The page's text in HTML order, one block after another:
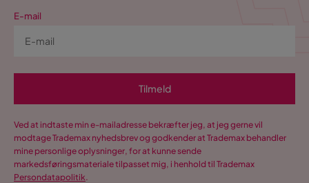
E-mail
Tilmeld
Ved at indtaste min e-mailadresse bekræfter jeg, at jeg gerne vil
modtage Trademax nyhedsbrev og godkender at Trademax behandler
mine personlige oplysninger, for at kunne sende
markedsføringsmateriale tilpasset mig, i henhold til Trademax
Persondatapolitik.